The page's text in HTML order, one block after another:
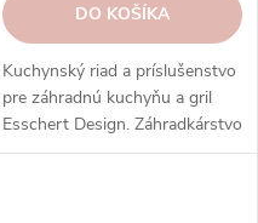
DO KOŠÍKA
Kuchynský riad a príslušenstvo
pre záhradnú kuchyňu a gril
Esschert Design. Záhradkárstvo
s prírodnou inšpiráciou.